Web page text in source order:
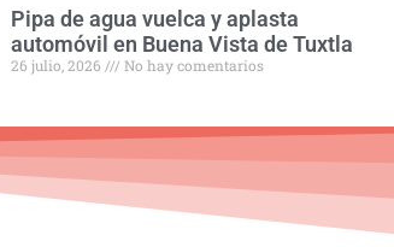
Pipa de agua vuelca y aplasta
automóvil en Buena Vista de Tuxtla
26 julio, 2026 No hay comentarios